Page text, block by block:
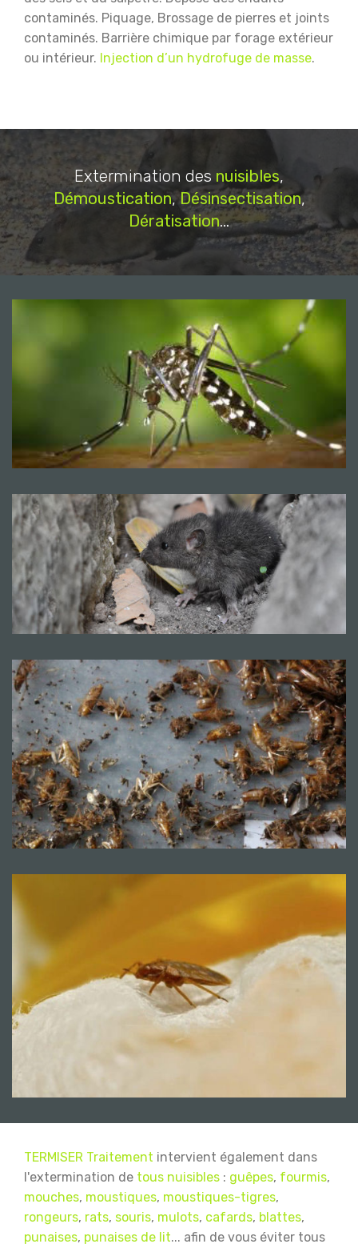
contaminés. Piquage, Brossage de pierres et joints
contaminés. Barrière chimique par forage extérieur
ou intérieur. Injection d’un hydrofuge de masse.
Extermination des nuisibles,
Démoustication,Désinsectisation,
Dératisation...
TERMISER Traitement intervient également dans
l'extermination de tous nuisibles : guêpes, fourmis,
mouches, moustiques, moustiques-tigres,
rongeurs, rats, souris, mulots, cafards, blattes,
punaises, punaises de lit... afin de vous éviter tous